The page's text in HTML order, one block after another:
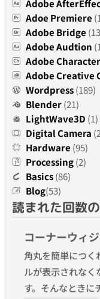
Adobe
Adoe Premiere
Adobe Bridge
Adobe Audtion
Adobe
Adobe Creative
Wordpress(189)
Blender(21)
LightWave3D (1)
Digital Camera
Hardware (95)
Processing(2)
Basics(86)
Blog(53)
読まれた回数
コーナーウィ
角丸を簡単につく
ルが表示されなく
す。そんなときに